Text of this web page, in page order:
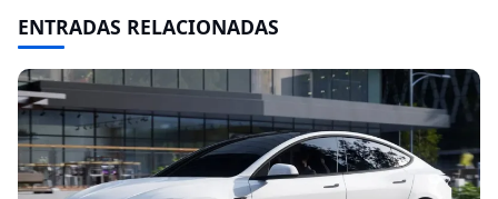
ENTRADAS RELACIONADAS